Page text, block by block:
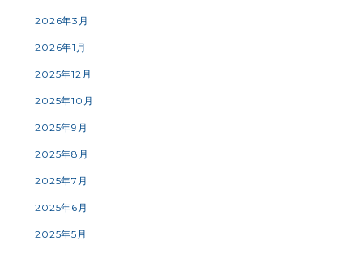
2026年3月
2026年1月
2025年12月
2025年10月
2025年9月
2025年8月
2025年7月
2025年6月
2025年5月